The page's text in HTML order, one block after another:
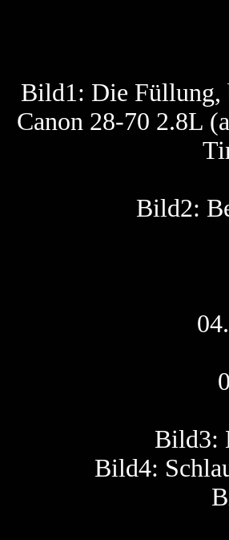
Bild1: Die Füllung,
Canon 28-70 2.8L
Bild2:
Bild3:
Bild4: